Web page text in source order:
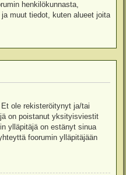
henkilökunnasta,
muut tiedot, kuten alueet joita
ole rekisteröitynyt ja/tai
on poistanut yksityisviestit
ylläpitäjä on estänyt sinua
foorumin ylläpitäjään